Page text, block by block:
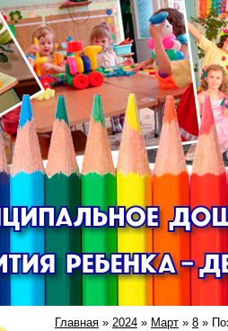
Главная » 2024 » Март » 8 »